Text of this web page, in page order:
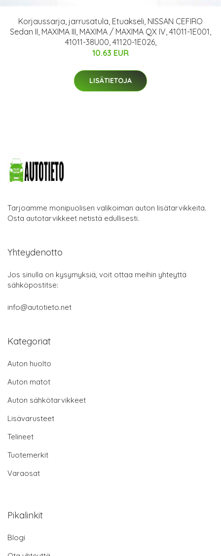
Korjaussarja, jarrusatula, Etuakseli, NISSAN CEFIRO
Sedan II, MAXIMA III, MAXIMA / MAXIMA QX IV, 41011-1E001,
41011-38U00, 41120-1E026,
10.63 EUR
LISÄTIETOJA
Tarjoamme monipuolisen valikoiman auton lisätarvikkeita.
Osta autotarvikkeet netistä edullisesti.
Yhteydenotto
Jos sinulla on kysymyksiä, voit ottaa meihin yhteyttä
sähköpostitse:
info@autotieto.net
Kategoriat
Auton huolto
Auton matot
Auton sähkötarvikkeet
Lisävarusteet
Telineet
Tuotemerkit
Varaosat
Pikalinkit
Blogi